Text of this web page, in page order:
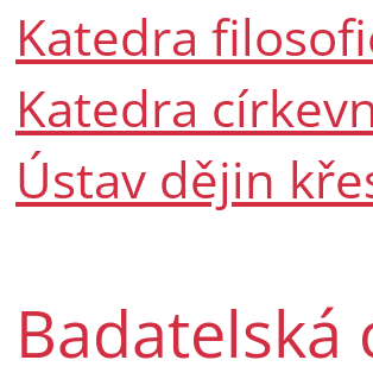
Katedra
Katedra
Ústav dějin
Badatelská